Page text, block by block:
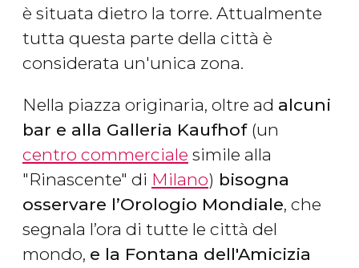
è situata dietro la torre. Attualmente
tutta questa parte della città è
considerata un'unica zona.
Nella piazza originaria, oltre ad alcuni
bar e alla Galleria Kaufhof (un
centro commerciale simile alla
"Rinascente" di Milano) bisogna
osservare l’Orologio Mondiale, che
segnala l’ora di tutte le città del
mondo, e la Fontana dell'Amicizia